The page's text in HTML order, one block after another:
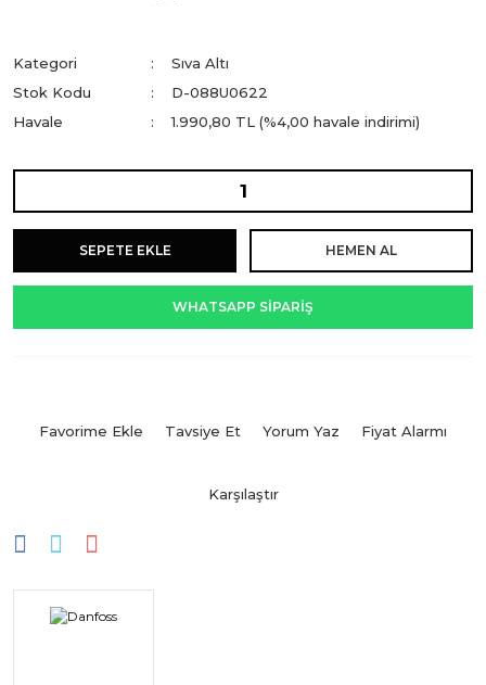
Kategori
Sıva Altı
Stok Kodu
D-088U0622
Havale
1.990,80 TL (%4,00 havale indirimi)
SEPETE EKLE HEMEN AL
WHATSAPP SİPARİŞ
Tavsiye Et Yorum Yaz Fiyat Alarmı
Karşılaştır